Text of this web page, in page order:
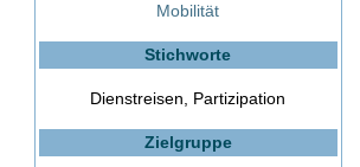
Mobilität
Stichworte
Dienstreisen, Partizipation
Zielgruppe